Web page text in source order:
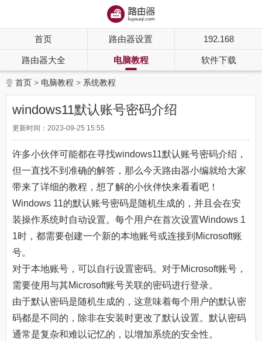
首页 路由器设置 192.168
路由器大全 电脑教程 软件下载
首页 电脑教程 系统教程
windows11默认账号密码介绍
更新时间：2023-09-25 15:55
许多小伙伴可能都在寻找windows11默认账号密码介绍，
但一直找不到准确的解答，那么今天路由器小编就给大家
带来了详细的教程，想了解的小伙伴快来看看吧！
Windows 11的默认账号密码是随机生成的，并且会在安
装操作系统时自动设置。每个用户在首次设置Windows 1
1时，都需要创建一个新的本地账号或连接到Microsoft账
号。
对于本地账号，可以自行设置密码。对于Microsoft账号，
需要使用与其Microsoft账号关联的密码进行登录。
由于默认密码是随机生成的，这意味着每个用户的默认密
码都是不同的，除非在安装时更改了默认设置。默认密码
通常是复杂和难以记忆的，以增加系统的安全性。